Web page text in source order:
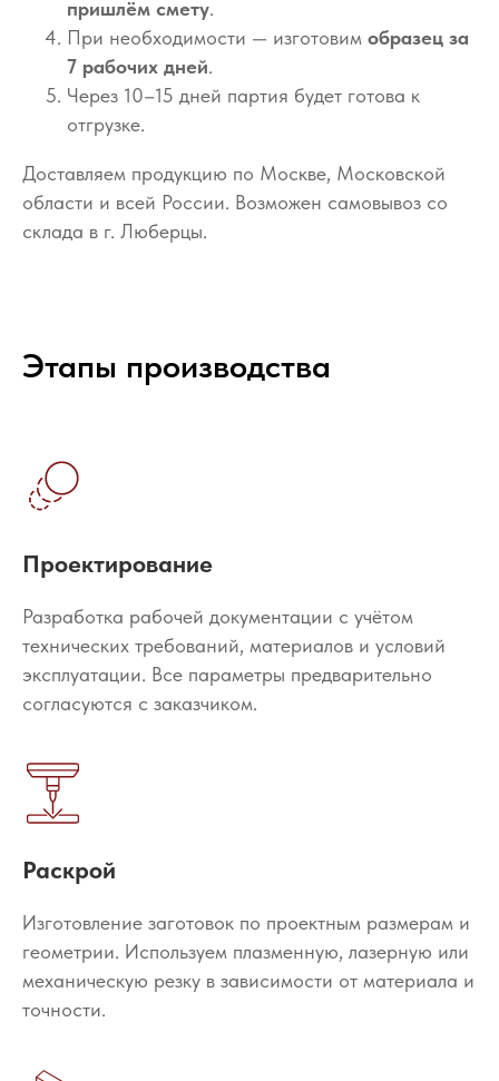
пришлём смету.
При необходимости — изготовим образец за
7 рабочих дней.
Через 10–15 дней партия будет готова к
отгрузке.
Доставляем продукцию по Москве, Московской
области и всей России. Возможен самовывоз со
склада в г. Люберцы.
Этапы производства
Проектирование
Разработка рабочей документации с учётом
технических требований, материалов и условий
эксплуатации. Все параметры предварительно
согласуются с заказчиком.
Раскрой
Изготовление заготовок по проектным размерам и
геометрии. Используем плазменную, лазерную или
механическую резку в зависимости от материала и
точности.